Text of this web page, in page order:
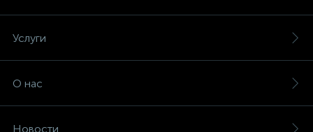
Услуги
О нас
Новости